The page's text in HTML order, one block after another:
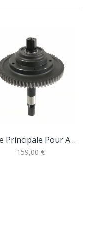
Arbre Principale Pour Axe Pedalier Moteur...
159,00 €